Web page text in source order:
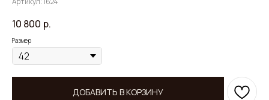
10 800 р.
Размер
ДОБАВИТЬ В КОРЗИНУ